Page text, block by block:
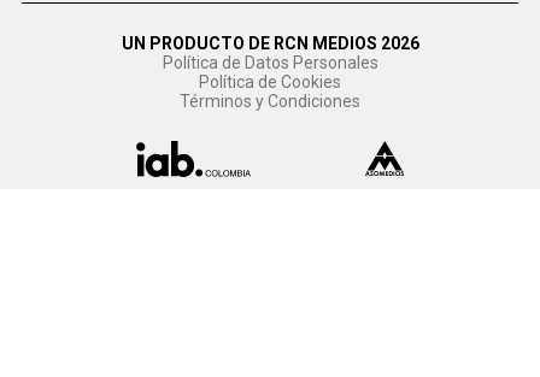
UN PRODUCTO DE RCN MEDIOS 2026
Política de Datos Personales
Política de Cookies
Términos y Condiciones